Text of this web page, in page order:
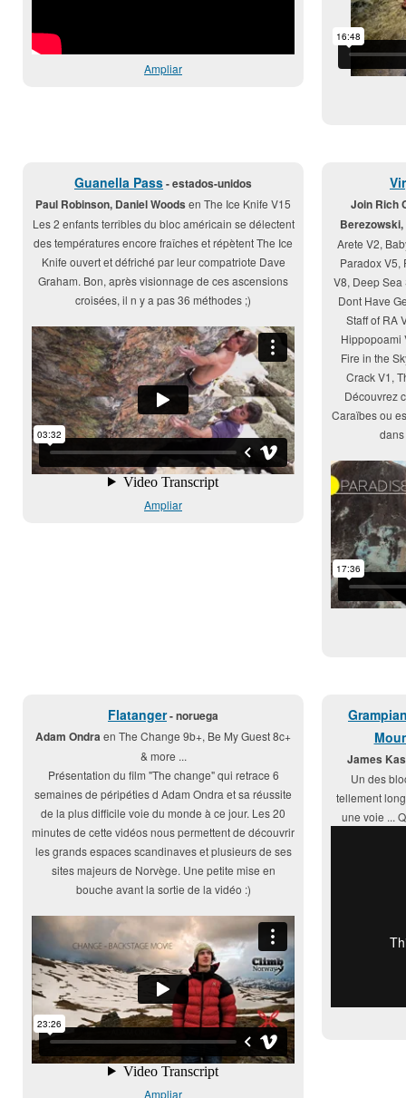
Ampliar
Guanella Pass- estados-unidos
Paul Robinson, Daniel Woods en The Ice Knife V15
Les 2 enfants terribles du bloc américain se délectent
des températures encore fraîches et répètent The Ice
Knife ouvert et défriché par leur compatriote Dave
Graham. Bon, après visionnage de ces ascensions
croisées, il n y a pas 36 méthodes ;)
Ampliar
Join Rich
Arete V2,
Paradox V5,
V8, Deep Sea
Dont Have
Staff of RA
Hippopoami
Fire in the
Crack V1,
Découvrez
Caraïbes ou
Flatanger- noruega
Adam Ondraen The Change 9b+, Be My Guest 8c+
& more ...
Présentation du film "The change" qui retrace 6
semaines de péripéties d Adam Ondra et sa réussite
de la plus difficile voie du monde à ce jour. Les 20
minutes de cette vidéos nous permettent de découvrir
les grands espaces scandinaves et plusieurs de ses
sites majeurs de Norvège. Une petite mise en
bouche avant la sortie de la vidéo :)
Ampliar
James
Un des
tellement
une voie ...